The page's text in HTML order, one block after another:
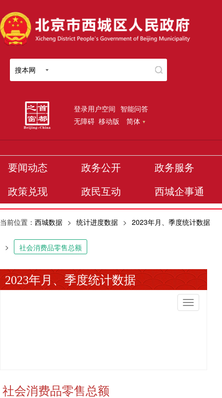
搜本网
登录用户空间 智能问答
无障碍 移动版 简体
要闻动态 政务公开 政务服务
政策兑现 政民互动 西城企事通
当前位置： 西城数据 > 统计进度数据 > 2023年月、季度统计数据
> 社会消费品零售总额
2023年月、季度统计数据
切
换
社会消费品零售总额